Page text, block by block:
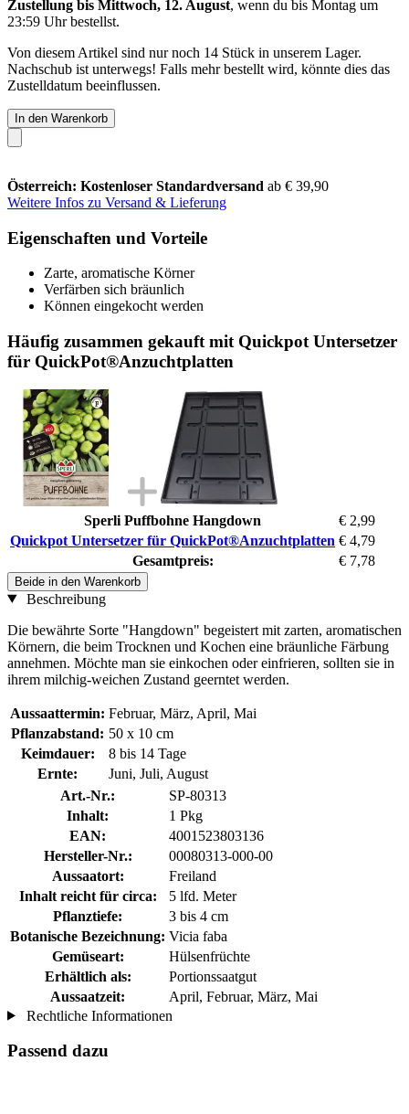
Zustellung bis Mittwoch, 12. August, wenn du bis Montag um
23:59 Uhrbestellst.
Von diesem Artikel sind nur noch 14 Stück in unserem Lager.
Nachschub ist unterwegs! Falls mehr bestellt wird, könnte dies das
Zustelldatum beeinflussen.
In den Warenkorb
Österreich: Kostenloser Standardversand ab € 39,90
Weitere Infos zu Versand & Lieferung
Eigenschaften und Vorteile
Zarte, aromatische Körner
Verfärben sich bräunlich
Können eingekocht werden
Häufig zusammen gekauft mit Quickpot Untersetzer
für QuickPot®Anzuchtplatten
Sperli Puffbohne Hangdown
€ 2,99
Quickpot Untersetzer für QuickPot®Anzuchtplatten € 4,79
Gesamtpreis:
€ 7,78
Beide in den Warenkorb
Beschreibung
Die bewährte Sorte "Hangdown" begeistert mit zarten, aromatischen
Körnern, die beim Trocknen und Kochen eine bräunliche Färbung
annehmen. Möchte man sie einkochen oder einfrieren, sollten sie in
ihrem milchig-weichen Zustand geerntet werden.
Aussaattermin: Februar, März, April, Mai
Pflanzabstand: 50 x 10 cm
Keimdauer:
8 bis 14 Tage
Ernte:
Juni, Juli, August
Art.-Nr.:
SP-80313
Inhalt:
1 Pkg
EAN:
4001523803136
Hersteller-Nr.:
00080313-000-00
Aussaatort:
Freiland
Inhalt reicht für circa:
5 lfd. Meter
Pflanztiefe:
3 bis 4 cm
Botanische Bezeichnung: Vicia faba
Gemüseart:
Hülsenfrüchte
Erhältlich als:
Portionssaatgut
Aussaatzeit:
April, Februar, März, Mai
Rechtliche Informationen
Passend dazu